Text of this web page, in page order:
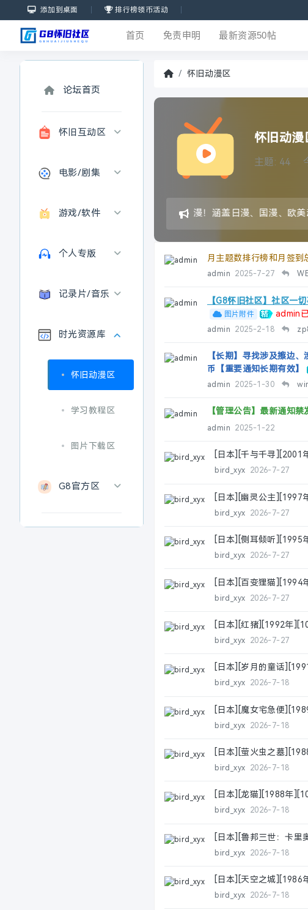
添加到桌面 排行榜领币活动
首页 免责申明 最新资源50帖
论坛首页
怀旧互动区
怀旧观后感
坛友吹牛区
电影/剧集
怀旧电影
怀旧剧集
游戏/软件
电脑软件
手机软件
手机游戏
个人专版
柯南521专区
zhhz0308区
记录片/音乐
综艺资源
纪录片
演唱会/音乐
时光资源库
怀旧动漫区
学习教程区
图片下载区
G8官方区
社区公告
怀旧动漫区
怀旧动漫
主题: 44
免费下载80-00年代经典动漫！涵盖日漫、国漫、欧美
月主题数排行榜和月签到
admin 2025-7-27
【G8怀旧社区】社区一
图片附件 admin
admin 2025-2-18
【长期】寻找涉及擦边
币【重要通知长期有效】
admin 2025-1-30
【管理公告】最新通知
admin 2025-1-22
[日本][千与千寻
bird_xyx
2026-7-27
[日本][幽灵公主
bird_xyx
2026-7-27
[日本][侧耳倾听
bird_xyx
2026-7-27
[日本][百变狸猫
bird_xyx
2026-7-27
[日本][红猪][1992年
bird_xyx
2026-7-27
[日本][岁月的童话
bird_xyx
2026-7-18
[日本][魔女宅急便
bird_xyx
2026-7-18
[日本][萤火虫之墓
bird_xyx
2026-7-18
[日本][龙猫][1988年
bird_xyx
2026-7-18
[日本][鲁邦三世：卡
bird_xyx
2026-7-18
[日本][天空之城][1986
bird_xyx
2026-7-18